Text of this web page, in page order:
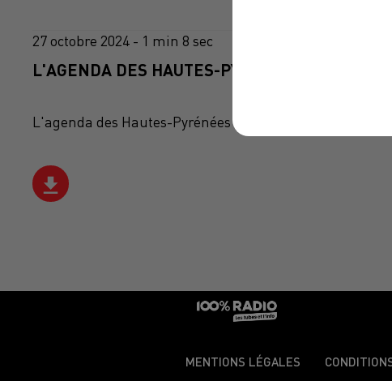
27 octobre 2024 - 1 min 8 sec
L'AGENDA DES HAUTES-PYRÉNÉES DU 27/10/
L'agenda des Hautes-Pyrénées
MENTIONS LÉGALES